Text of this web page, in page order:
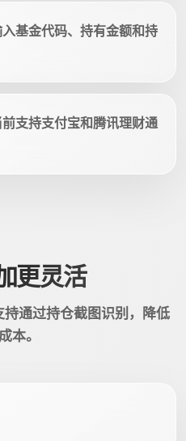
基金代码、持有金额和持
支持支付宝和腾讯理财通
更灵活
通过持仓截图识别，降低
本。